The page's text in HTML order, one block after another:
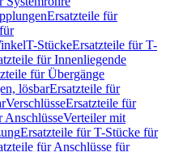
Ersatzteile für
T-StückeErsatzteile für T-
für Innenliegende
für Übergänge
lösbarErsatzteile für
VerschlüsseErsatzteile für
AnschlüsseVerteiler mit
Ersatzteile für T-Stücke für
für Anschlüsse für